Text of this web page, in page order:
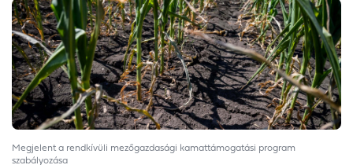
Megjelent a rendkívüli mezőgazdasági kamattámogatási program
szabályozása